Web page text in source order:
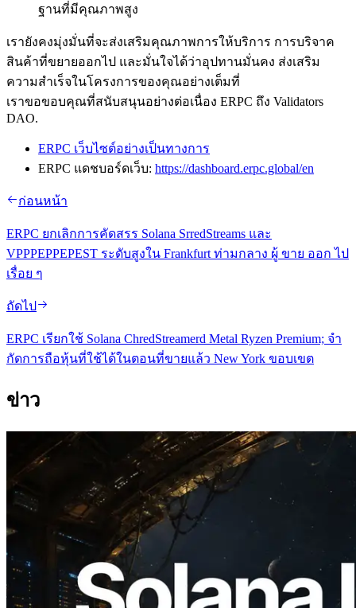
ฐานที่มีคุณภาพสูง
เรายังคงมุ่งมั่นที่จะส่งเสริมคุณภาพการให้บริการ การบริจาค
สินค้าที่ขยายออกไป และมั่นใจได้ว่าอุปทานมั่นคง ส่งเสริม
ความสําเร็จในโครงการของคุณอย่างเต็มที่
เราขอขอบคุณที่สนับสนุนอย่างต่อเนื่อง ERPC ถึง Validators
DAO.
ERPC เว็บไซต์อย่างเป็นทางการ
ERPC แดชบอร์ดเว็บ: https://dashboard.erpc.global/en
ก่อนหน้า
ERPC ยกเลิกการคัดสรร Solana SrredStreams และ
VPPPEPPEPEST ระดับสูงใน Frankfurt ท่ามกลาง ผู้ ขาย ออก ไป
เรื่อย ๆ
ถัดไป
ERPC เรียกใช้ Solana ChredStreamerd Metal Ryzen Premium; จํา
กัดการถือหุ้นที่ใช้ได้ในตอนที่ขายแล้ว New York ขอบเขต
ข่าว